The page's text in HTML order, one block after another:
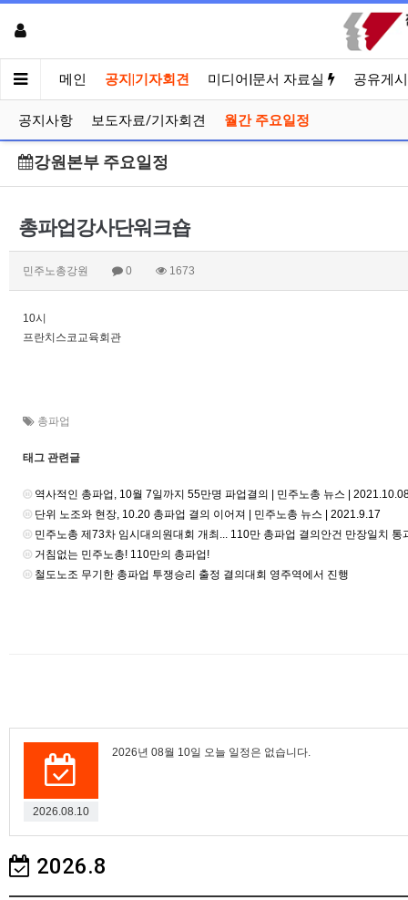
메인 공지|기자회견 미디어|문서 자료실 공유게
공지사항 보도자료/기자회견 월간 주요일정
강원본부 주요일정
총파업강사단워크숍
민주노총강원 0 1673
10시
프란치스코교육회관
총파업
태그 관련글
역사적인 총파업, 10월 7일까지 55만명 파업결의 | 민주노총 뉴스 |
단위 노조와 현장, 10.20 총파업 결의 이어져 | 민주노총 뉴스 | 2021.9.17
민주노총 제73차 임시대의원대회 개최... 110만 총파업 결의안건 만장일치
거침없는 민주노총! 110만의 총파업!
철도노조 무기한 총파업 투쟁승리 출정 결의대회 영주역에서 진행
2026.08.10
2026년 08월 10일 오늘 일정은 없습니다.
2026.8